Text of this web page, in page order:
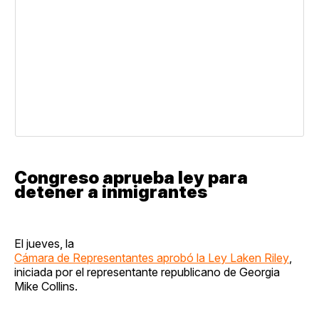
Congreso aprueba ley para
detener a inmigrantes
El jueves, la
Cámara de Representantes aprobó la Ley Laken Riley
iniciada por el representante republicano de Georgia
Mike Collins.